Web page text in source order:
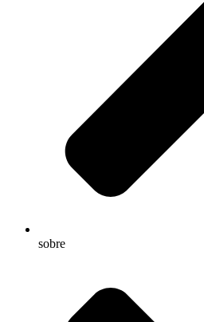
sobre